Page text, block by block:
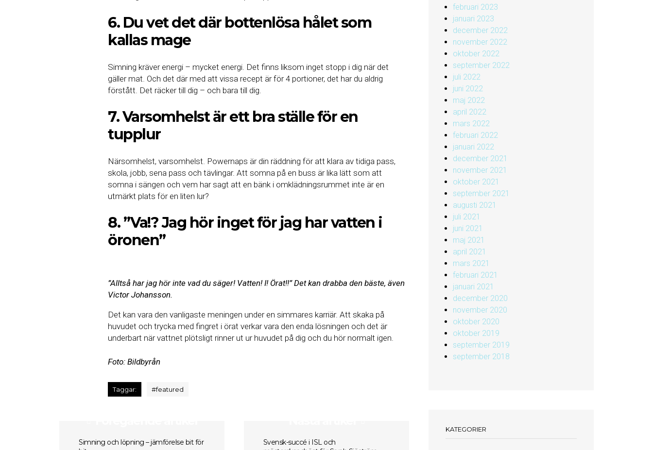
6. Du vet det där bottenlösa hålet som
kallas mage
Simning kräver energi – mycket energi. Det finns liksom inget stopp i dig när det
gäller mat. Och det där med att vissa recept är för 4 portioner, det har du aldrig
förstått. Det räcker till dig – och bara till dig.
7. Varsomhelst är ett bra ställe för en
tupplur
Närsomhelst, varsomhelst. Powernaps är din räddning för att klara av tidiga pass,
skola, jobb, sena pass och tävlingar. Att somna på en buss är lika lätt som att
somna i sängen och vem har sagt att en bänk i omklädningsrummet inte är en
utmärkt plats för en liten lur?
8. ”Va!? Jag hör inget för jag har vatten i
öronen”
”Alltså har jag hör inte vad du säger! Vatten! I! Örat!!” Det kan drabba den bäste, även
Victor Johansson.
Det kan vara den vanligaste meningen under en simmares karriär. Att skaka på
huvudet och trycka med fingret i örat verkar vara den enda lösningen och det är
underbart när vattnet plötsligt rinner ut ur huvudet på dig och du hör normalt igen.
Foto: Bildbyrån
Taggar: #featured
Simning och löpning – jämförelse bit för
Svensk-succé i ISL och
februari 2023
januari 2023
december 2022
november 2022
oktober 2022
september 2022
juli 2022
juni 2022
maj 2022
april 2022
mars 2022
februari 2022
januari 2022
december 2021
november 2021
oktober 2021
september 2021
augusti 2021
juli 2021
juni 2021
maj 2021
april 2021
mars 2021
februari 2021
januari 2021
december 2020
november 2020
oktober 2020
oktober 2019
september 2019
september 2018
KATEGORIER